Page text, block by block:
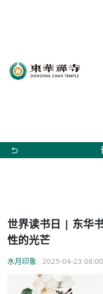
世界读书日 | 东华
性的光芒
水月印象 2025-04-23 08:00